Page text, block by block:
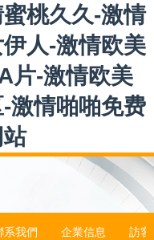
桃久久-激情
人-激情欧美
片-激情欧美
激情啪啪免费
系我們 企業信息 訪客